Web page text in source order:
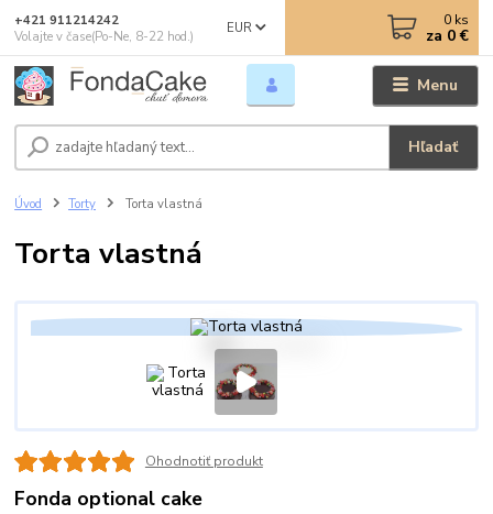
Menu
EUR
Hľadať
+421 911214242
Volajte v čase(Po-Ne, 8-22 hod.)
0 ks
za 0 €
Úvod Torty Torta vlastná
Torta vlastná
Ohodnotiť produkt
Fonda optional cake